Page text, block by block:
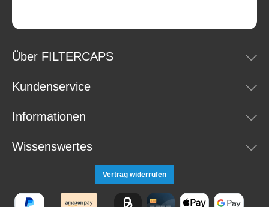
Über FILTERCAPS
Kundenservice
Informationen
Wissenswertes
Vertrag widerrufen